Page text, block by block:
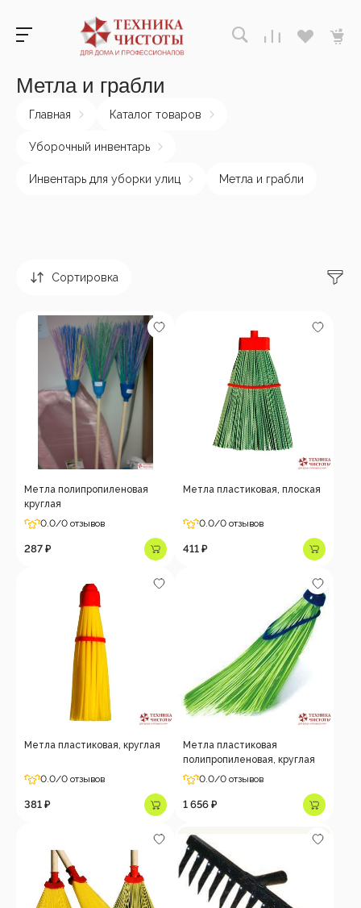
Метла и грабли
Главная Каталог товаров
Уборочный инвентарь
Инвентарь для уборки улиц Метла и грабли
Сортировка
Метла полипропиленовая
круглая
0.0/0 отзывов
287 ₽
Метла пластиковая, плоская
0.0/0 отзывов
411 ₽
Метла пластиковая, круглая
0.0/0 отзывов
381 ₽
Метла пластиковая
полипропиленовая, круглая
0.0/0 отзывов
1 656 ₽